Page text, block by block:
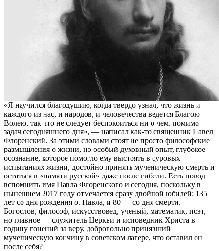
«Я научился благодушию, когда твердо узнал, что жизнь и
каждого из нас, и народов, и человечества ведется Благою
Волею, так что не следует беспокоиться ни о чем, помимо
задач сегодняшнего дня», — написал как-то священник Павел
Флоренский. За этими словами стоят не просто философские
размышления о жизни, но особый духовный опыт, глубокое
осознание, которое помогло ему выстоять в суровых
испытаниях жизни, достойно принять мученическую смерть и
остаться в «памяти русской» даже после гибели. Есть повод
вспомнить имя Павла Флоренского и сегодня, поскольку в
нынешнем 2017 году отмечается сразу двойной юбилей: 135
лет со дня рождения о. Павла, и 80 — со дня смерти.
Богослов, философ, искусствовед, ученый, математик, поэт,
но главное — служитель Церкви и исповедник Христа в
годину гонений за веру, добровольно принявший
мученическую кончину в советском лагере, что оставил он
после себя?